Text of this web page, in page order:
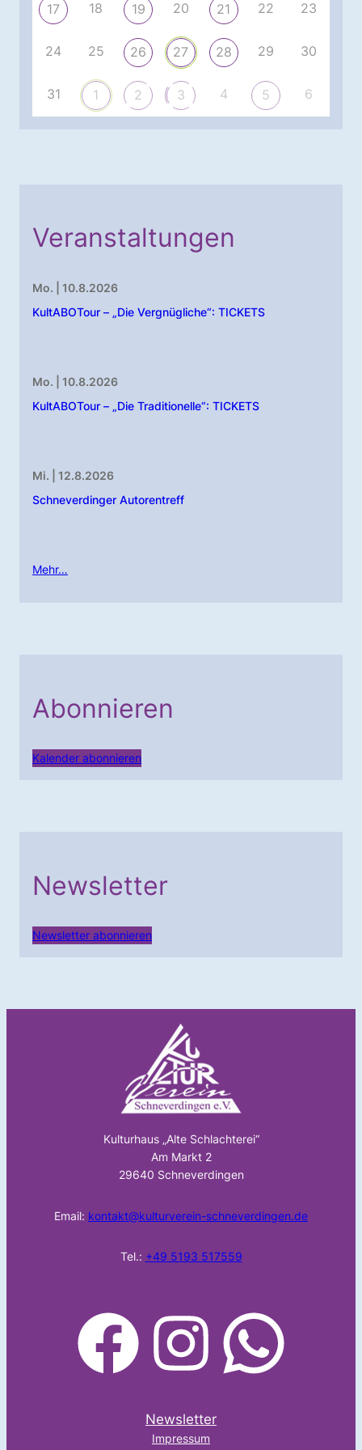
17 18 19 20 21 22 23
24 25 26 27 28 29 30
31 1 2 3 4 5 6
Veranstaltungen
Mo. | 10.8.2026
KultABOTour – „Die Vergnügliche“: TICKETS
Mo. | 10.8.2026
KultABOTour – „Die Traditionelle“: TICKETS
Mi. | 12.8.2026
Schneverdinger Autorentreff
Mehr…
Abonnieren
Kalender abonnieren
Newsletter
Newsletter abonnieren
Kulturhaus „Alte Schlachterei“
Am Markt 2
29640 Schneverdingen
Email: kontakt@kulturverein-schneverdingen.de
Tel.: +49 5193 517559
facebook Instagram WhatsApp
Newsletter
Impressum